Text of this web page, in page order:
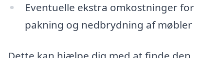
Eventuelle ekstra omkostninger for
pakning og nedbrydning af møbler